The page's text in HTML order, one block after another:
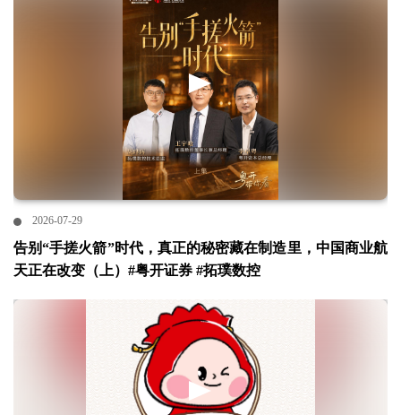
2026-07-29
告别“手搓火箭”时代，真正的秘密藏在制造里，中国商业航
天正在改变（上）#粤开证券 #拓璞数控